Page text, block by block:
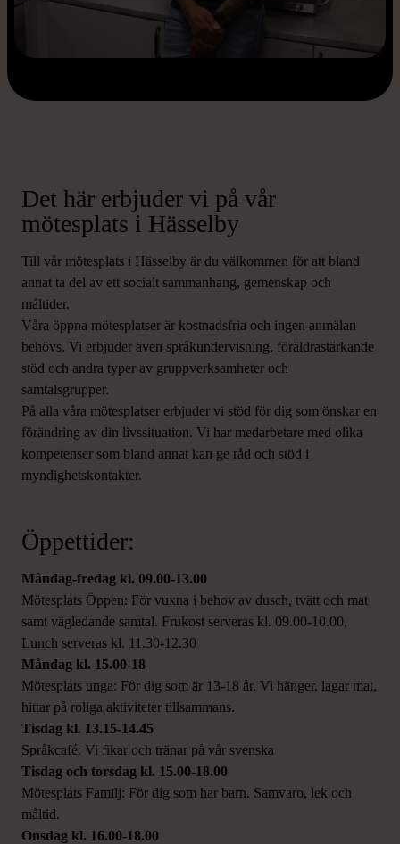
Det här erbjuder vi på vår
mötesplats i Hässelby
Till vår mötesplats i Hässelby är du välkommen för att bland
annat ta del av ett socialt sammanhang, gemenskap och
måltider.
Våra öppna mötesplatser är kostnadsfria och ingen anmälan
behövs. Vi erbjuder även språkundervisning, föräldrastärkande
stöd och andra typer av gruppverksamheter och
samtalsgrupper.
På alla våra mötesplatser erbjuder vi stöd för dig som önskar en
förändring av din livssituation. Vi har medarbetare med olika
kompetenser som bland annat kan ge råd och stöd i
myndighetskontakter.
Öppettider:
Måndag-fredag kl. 09.00-13.00
Mötesplats Öppen: För vuxna i behov av dusch, tvätt och mat
samt vägledande samtal. Frukost serveras kl. 09.00-10.00,
Lunch serveras kl. 11.30-12.30
Måndag kl. 15.00-18
Mötesplats unga: För dig som är 13-18 år. Vi hänger, lagar mat,
hittar på roliga aktiviteter tillsammans.
Tisdag kl. 13.15-14.45
Språkcafé: Vi fikar och tränar på vår svenska
Tisdag och torsdag kl. 15.00-18.00
Mötesplats Familj: För dig som har barn. Samvaro, lek och
måltid.
Onsdag kl. 16.00-18.00